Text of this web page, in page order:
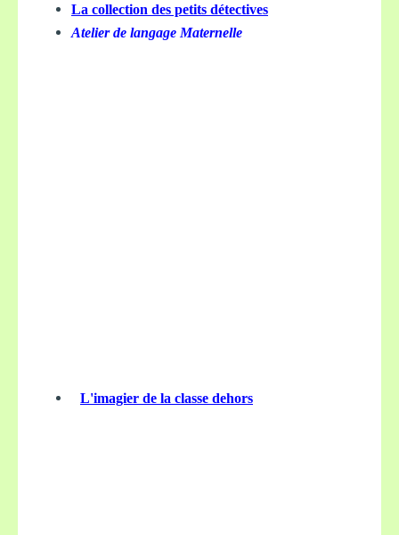
La collection des petits détectives
Atelier de langage Maternelle
L'imagier de la classe dehors